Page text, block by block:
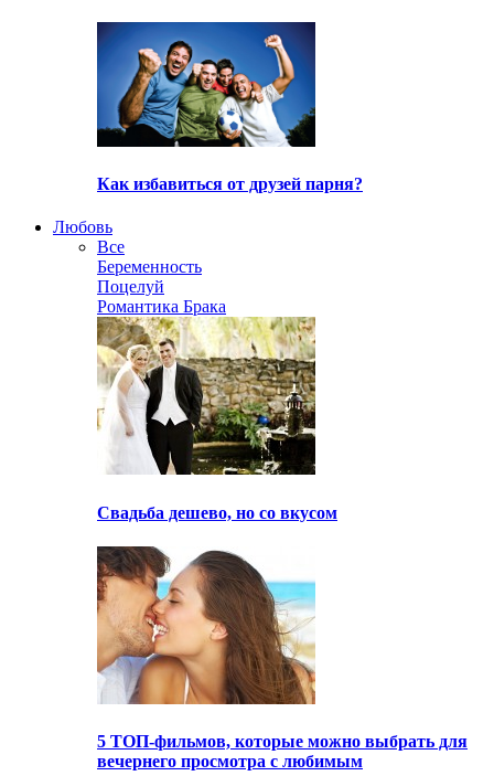
Как избавиться от друзей парня?
Любовь
Все
Беременность
Поцелуй
Романтика Брака
Свадьба дешево, но со вкусом
5 ТОП-фильмов, которые можно выбрать для
вечернего просмотра с любимым